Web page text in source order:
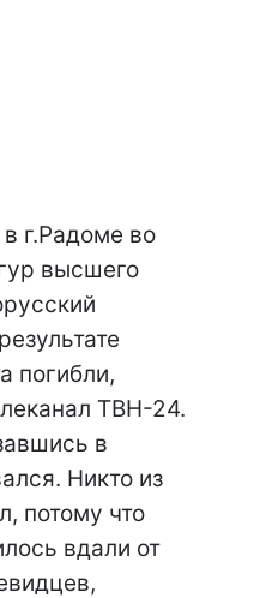
г.Радоме во
высшего
погибли,
ТВН-24.
в
Никто из
потому что
вдали от